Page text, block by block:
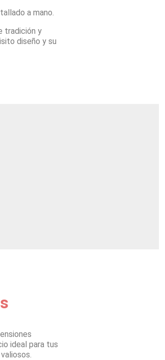
a mano.
tradición y
diseño y su
ideal para tus